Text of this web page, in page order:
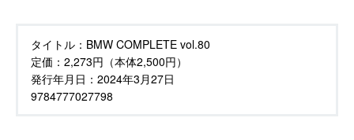
タイトル： BMW COMPLETE vol.80
定価： 2,273円（本体2,500円）
発行年月日： 2024年3月27日
9784777027798